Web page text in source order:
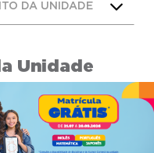
DA UNIDADE
Unidade